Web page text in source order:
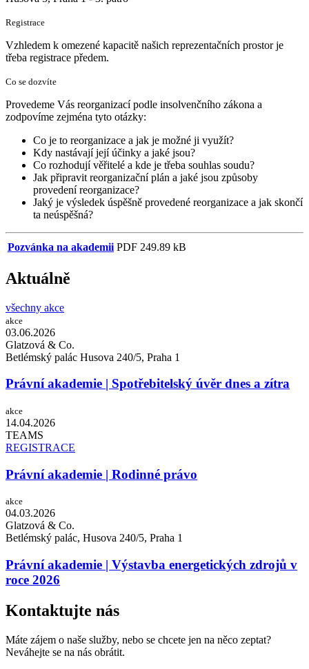
Registrace
Vzhledem k omezené kapacitě našich reprezentačních prostor je
třeba registrace předem.
Co se dozvíte
Provedeme Vás reorganizací podle insolvenčního zákona a
zodpovíme zejména tyto otázky:
Co je to reorganizace a jak je možné ji využít?
Kdy nastávají její účinky a jaké jsou?
Co rozhodují věřitelé a kde je třeba souhlas soudu?
Jak připravit reorganizační plán a jaké jsou způsoby
provedení reorganizace?
Jaký je výsledek úspěšně provedené reorganizace a jak skončí
ta neúspěšná?
Pozvánka na akademii PDF 249.89 kB
Aktuálně
všechny akce
akce
03.06.2026
Glatzová & Co.
Betlémský palác Husova 240/5, Praha 1
Právní akademie | Spotřebitelský úvěr dnes a zítra
akce
14.04.2026
TEAMS
REGISTRACE
Právní akademie | Rodinné právo
akce
04.03.2026
Glatzová & Co.
Betlémský palác, Husova 240/5, Praha 1
Právní akademie | Výstavba energetických zdrojů v
roce 2026
Kontaktujte nás
Máte zájem o naše služby, nebo se chcete jen na něco zeptat?
Neváhejte se na nás obrátit.